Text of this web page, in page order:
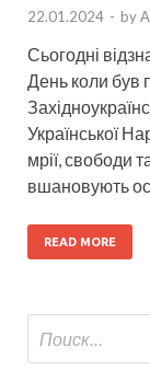
22.01.2024 - by
Сьогодні
День коли був
Української
мрії, свободи
вшановують
READ MORE